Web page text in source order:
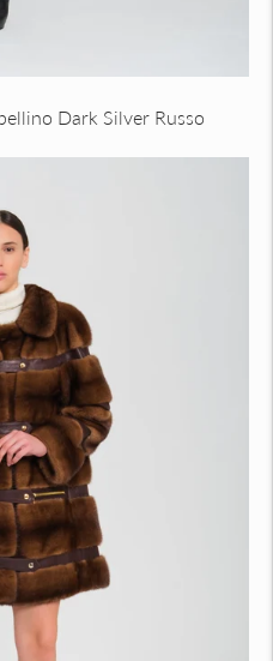
Dark Silver Russo